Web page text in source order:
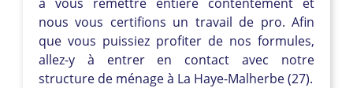
nous vous certifions un travail de pro. Afin
que vous puissiez profiter de nos formules,
allez-y à entrer en contact avec notre
structure de ménage à La Haye-Malherbe (27).